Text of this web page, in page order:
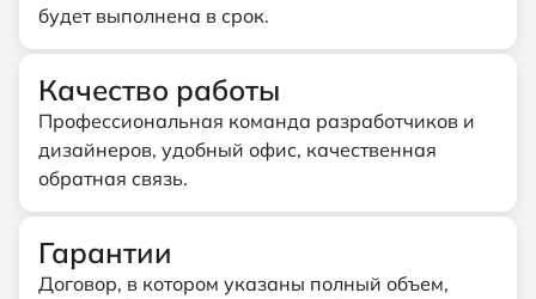
будет выполнена в срок.
Качество работы
Профессиональная команда разработчиков и
дизайнеров, удобный офис, качественная
обратная связь.
Гарантии
Договор, в котором указаны полный объем,